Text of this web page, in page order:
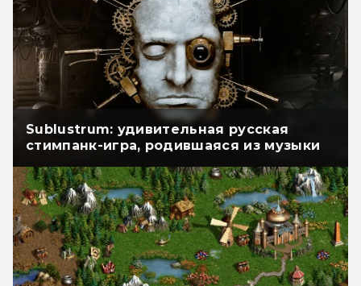
Sublustrum: удивительная русская
стимпанк-игра, родившаяся из музыки